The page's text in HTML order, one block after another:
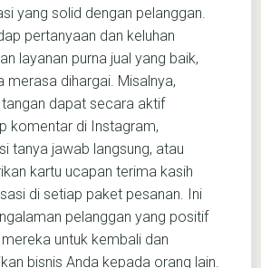
yang solid dengan pelanggan.
pertanyaan dan keluhan
layanan purna jual yang baik,
merasa dihargai. Misalnya,
tangan dapat secara aktif
komentar di Instagram,
tanya jawab langsung, atau
kartu ucapan terima kasih
di setiap paket pesanan. Ini
pelanggan yang positif
untuk kembali dan
bisnis Anda kepada orang lain.